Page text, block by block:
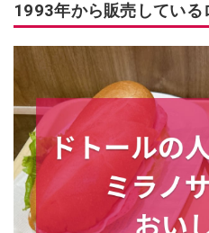
1993年から販売している